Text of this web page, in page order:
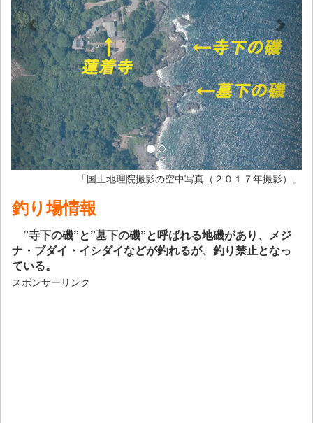
「国土地理院撮影の空中写真（２０１７年撮影）」
釣り場情報
”寺下の磯”と”墓下の磯”と呼ばれる地磯があり、メジ
ナ・ブダイ・イシダイなどが釣れるが、釣り禁止となっ
ている。
スポンサーリンク